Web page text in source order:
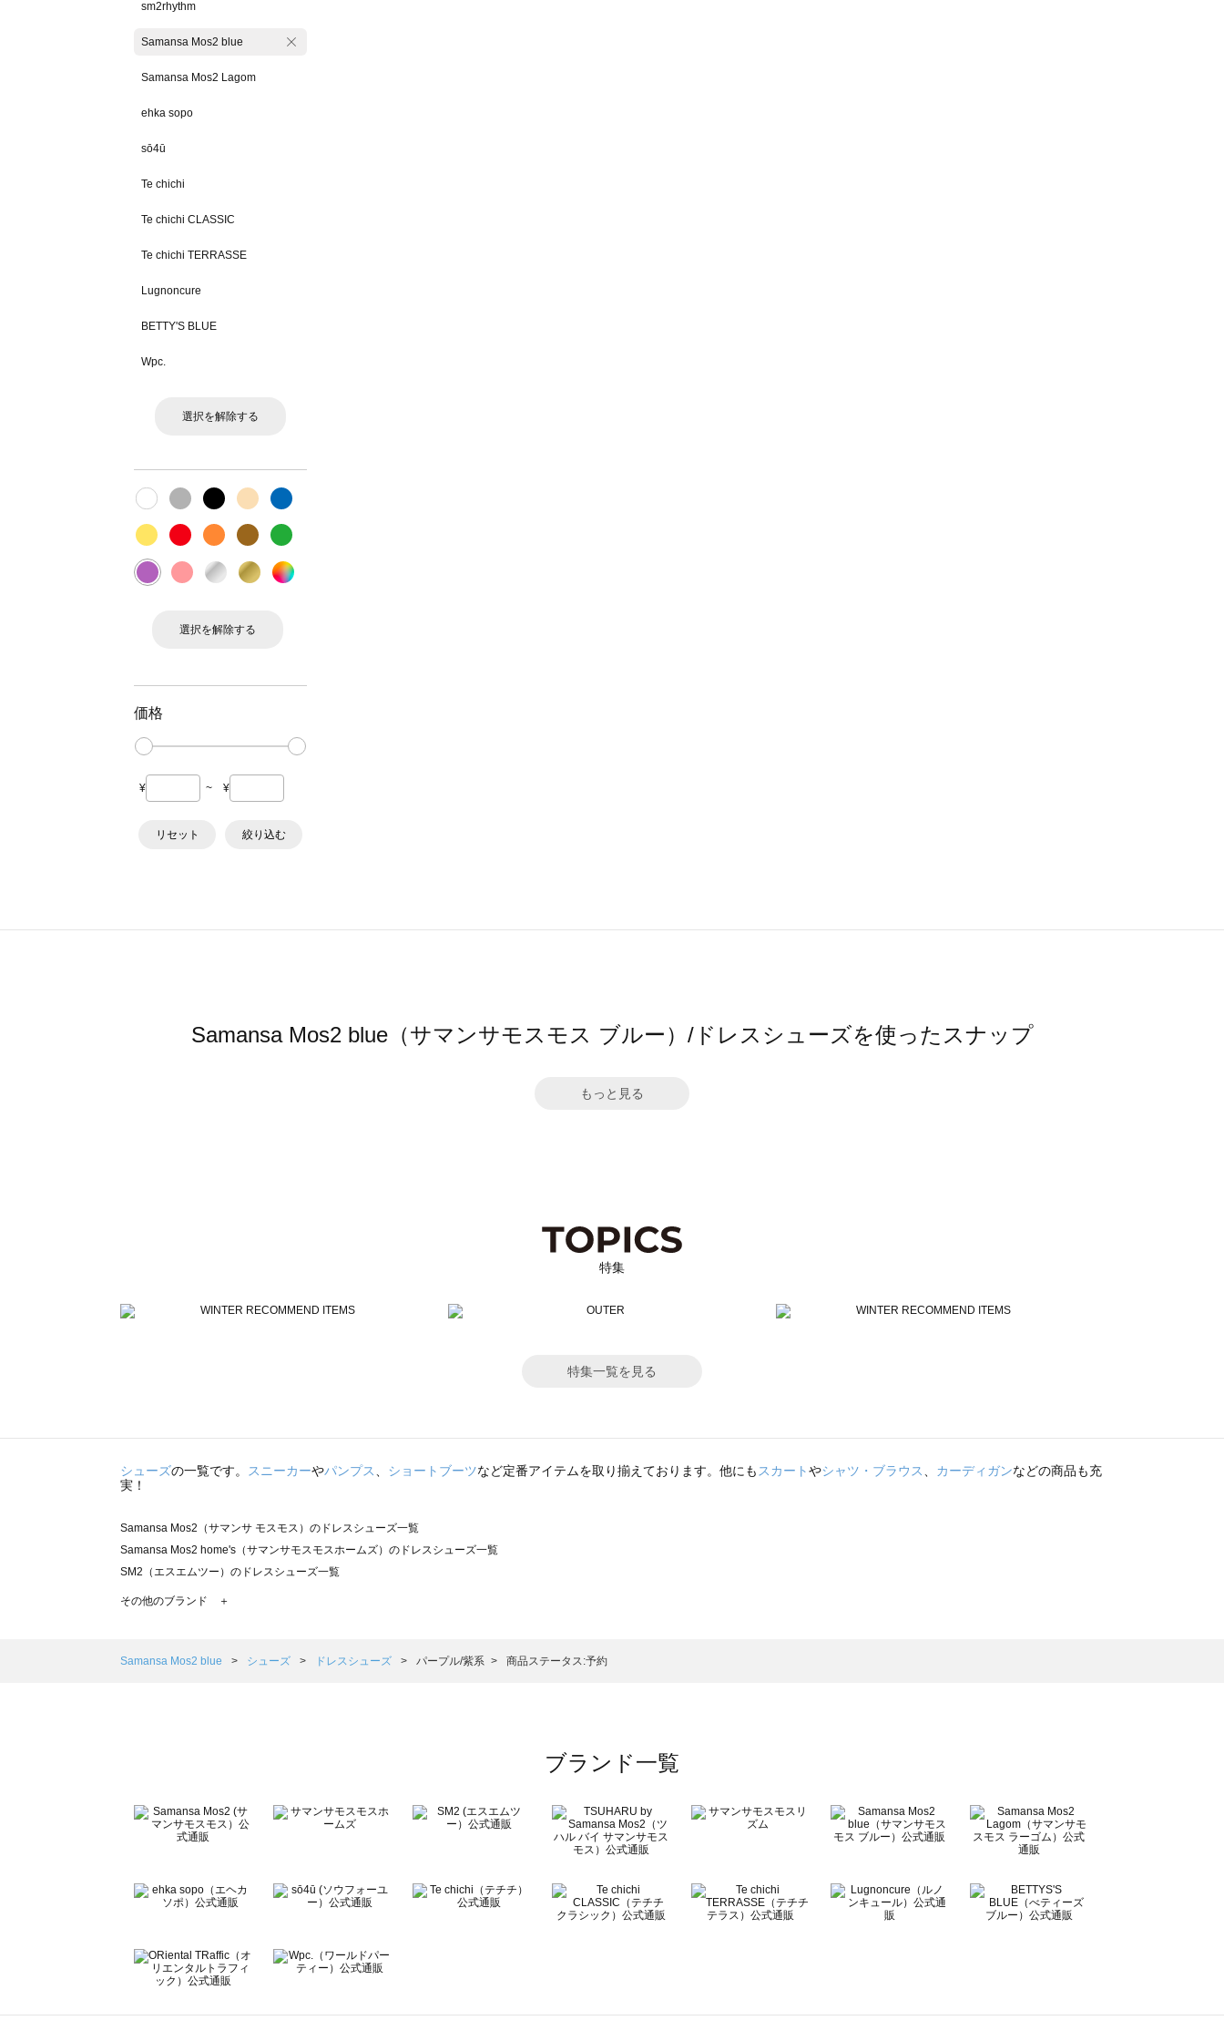
sm2rhythm
Samansa Mos2 blue
Samansa Mos2 Lagom
ehka sopo
sō4ū
Te chichi
Te chichi CLASSIC
Te chichi TERRASSE
Lugnoncure
BETTY'S BLUE
Wpc.
選択を解除する
選択を解除する
価格
¥ ~ ¥
リセット 絞り込む
Samansa Mos2 blue（サマンサモスモス ブルー）/ドレスシューズを使ったスナップ
もっと見る
特集
特集一覧を見る
シューズの一覧です。 スニーカーやパンプス ショートブーツなど定番アイテムを取り揃えております。他にも スカートやシャツ・ブラウス カーディガンなどの商品も充
実！
Samansa Mos2（サマンサ モスモス）のドレスシューズ一覧
Samansa Mos2 home's（サマンサモスモスホームズ）のドレスシューズ一覧
SM2（エスエムツー）のドレスシューズ一覧
TSUHARU by Samansa Mos2（ツハルバイサマンサモスモス）のドレスシューズ一覧
Samansa Mos2 Lagom（サマンサモスモス ラーゴム）のドレスシューズ一覧
BETTY'S BLUE（べティーズブルー）のドレスシューズ一覧
Wpc.（ワールドパーティー）のドレスシューズ一覧
その他のブランド ＋
Samansa Mos2 blue シューズ ドレスシューズ パープル/紫系 商品ステータス:予約
ブランド一覧